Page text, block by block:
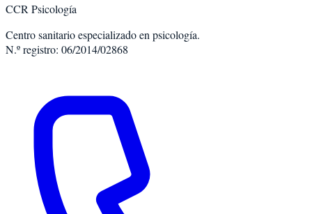
CCR Psicología
Centro sanitario especializado en psicología.
N.º registro: 06/2014/02868